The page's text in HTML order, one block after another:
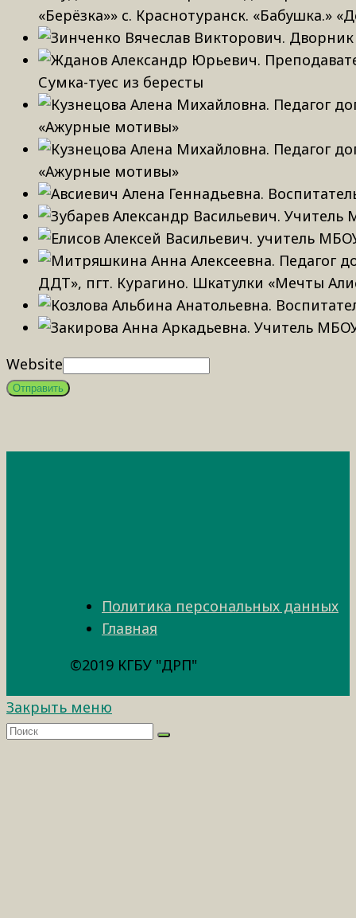
«Берёзка»» с. Краснотуранск. «Бабушка.»
Сумка-туес из бересты
«Ажурные мотивы»
«Ажурные мотивы»
ДДТ», пгт. Курагино. Шкатулки «Мечты
Website
Отправить
Политика персональных данных
Главная
©2019 КГБУ "ДРП"
Закрыть меню